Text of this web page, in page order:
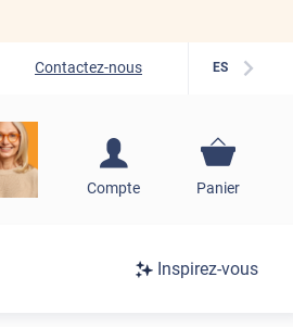
Contactez-nous ES
Compte
S'inscrire / Se
Panier
Inspirez-vous